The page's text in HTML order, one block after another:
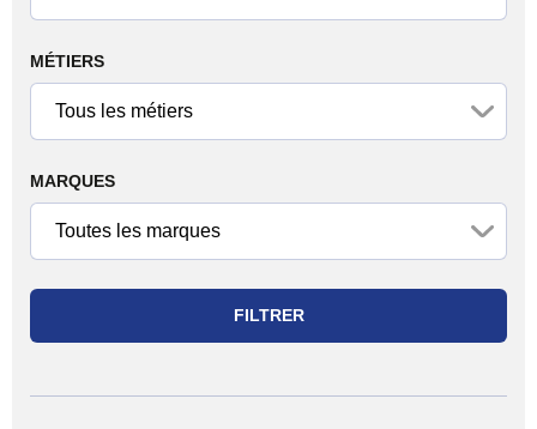
MÉTIERS
MARQUES
FILTRER